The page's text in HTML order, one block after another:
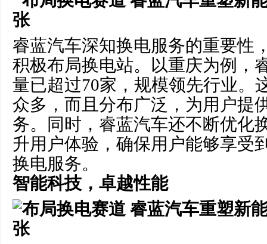
睿蓝汽车深知换电服务的重要性
积极布局换电站。以重庆为例，
量已超过70家，规模领先行业。
众多，而且分布广泛，为用户提
务。同时，睿蓝汽车还不断优化
升用户体验，确保用户能够享受
换电服务。
智能科技，卓越性能